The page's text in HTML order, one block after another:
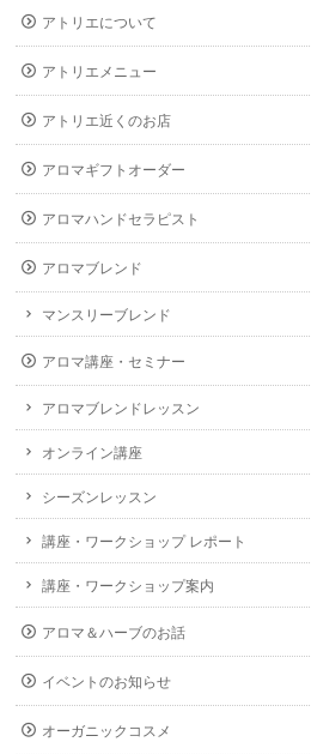
アトリエについて
アトリエメニュー
アトリエ近くのお店
アロマギフトオーダー
アロマハンドセラピスト
アロマブレンド
マンスリーブレンド
アロマ講座・セミナー
アロマブレンドレッスン
オンライン講座
シーズンレッスン
講座・ワークショップ レポート
講座・ワークショップ案内
アロマ＆ハーブのお話
イベントのお知らせ
オーガニックコスメ